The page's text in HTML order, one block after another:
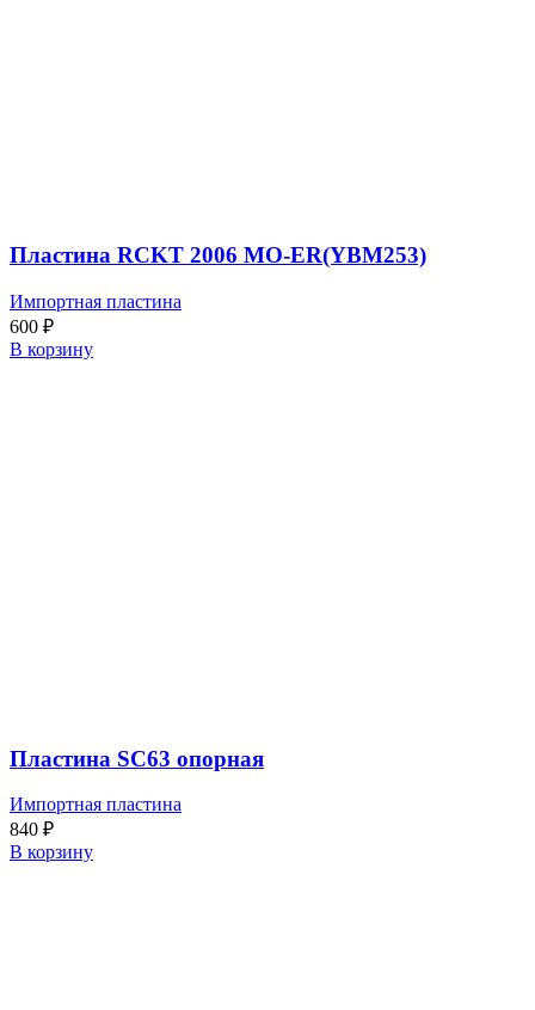
Пластина RCKT 2006 MO-ER(YBM253)
Импортная пластина
600 ₽
В корзину
Пластина SC63 опорная
Импортная пластина
840 ₽
В корзину